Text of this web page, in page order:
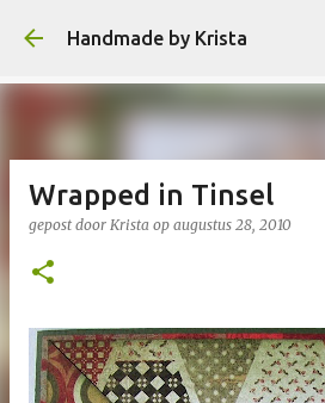
Doorgaan naar
Handmade by Krista
Wrapped in Tinsel
gepost door Krista op augustus 28, 2010